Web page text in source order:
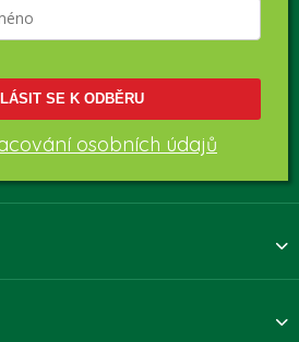
SE K ODBĚRU
osobních údajů